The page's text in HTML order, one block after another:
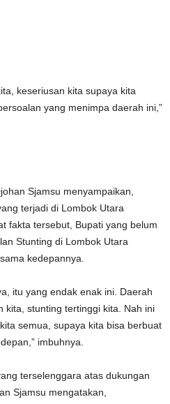
keseriusan kita supaya kita
yang menimpa daerah ini,”
Sjamsu menyampaikan,
terjadi di Lombok Utara
fakta tersebut, Bupati yang belum
Stunting di Lombok Utara
kedepannya.
itu yang endak enak ini. Daerah
kita, stunting tertinggi kita. Nah ini
semua, supaya kita bisa berbuat
imbuhnya.
terselenggara atas dukungan
Sjamsu mengatakan,